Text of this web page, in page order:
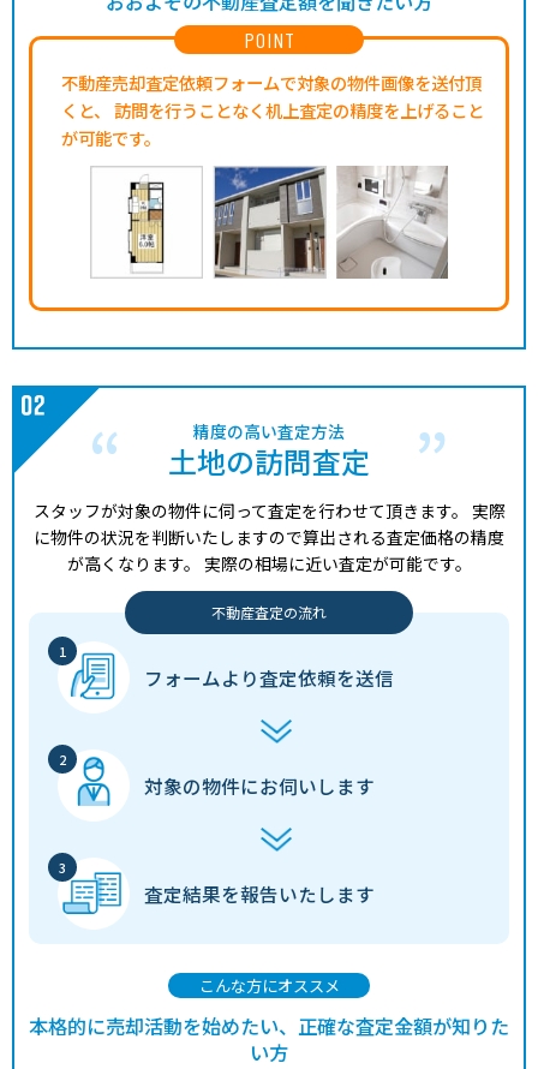
POINT
不動産売却査定依頼フォームで対象の物件画像を送付頂
くと、
訪問を行うことなく机上査定の精度を上げること
が可能です。
精度の高い査定方法
土地の訪問査定
スタッフが対象の物件に伺って査定を行わせて頂きます。 実際
に物件の状況を判断いたしますので算出される査定価格の精度
が高くなります。 実際の相場に近い査定が可能です。
不動産査定の流れ
フォームより査定依頼を送信
対象の物件にお伺いします
査定結果を報告いたします
こんな方にオススメ
本格的に売却活動を始めたい、正確な査定金額が知りた
い方